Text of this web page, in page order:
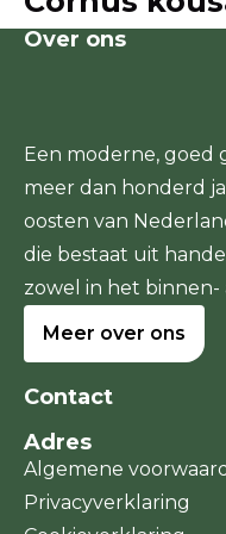
Over ons
Een moderne, goed
meer dan honderd
oosten van
die bestaat uit
zowel in het binnen-
Meer over ons
Contact
Boomkwekerij
Stegerensallee 11a
Adres
Stegerensallee 11a
7701 PJ Dedemsvaart
Algemene
Privacyverklaring